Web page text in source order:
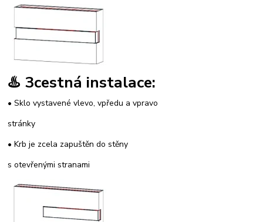
♨️ 3cestná instalace:
• Sklo vystavené vlevo, vpředu a vpravo
stránky
• Krb je zcela zapuštěn do stěny
s otevřenými stranami